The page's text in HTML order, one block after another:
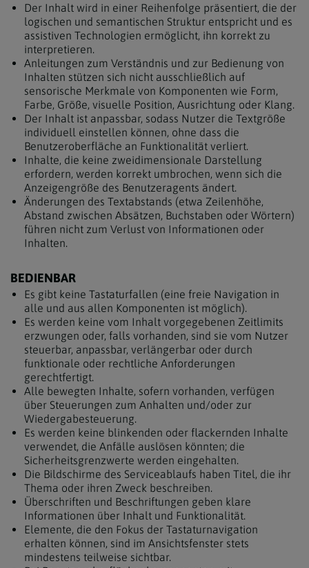
Der Inhalt wird in einer Reihenfolge präsentiert, die der
logischen und semantischen Struktur entspricht und es
assistiven Technologien ermöglicht, ihn korrekt zu
interpretieren.
Anleitungen zum Verständnis und zur Bedienung von
Inhalten stützen sich nicht ausschließlich auf
sensorische Merkmale von Komponenten wie Form,
Farbe, Größe, visuelle Position, Ausrichtung oder Klang.
Der Inhalt ist anpassbar, sodass Nutzer die Textgröße
individuell einstellen können, ohne dass die
Benutzeroberfläche an Funktionalität verliert.
Inhalte, die keine zweidimensionale Darstellung
erfordern, werden korrekt umbrochen, wenn sich die
Anzeigengröße des Benutzeragents ändert.
Änderungen des Textabstands (etwa Zeilenhöhe,
Abstand zwischen Absätzen, Buchstaben oder Wörtern)
führen nicht zum Verlust von Informationen oder
Inhalten.
BEDIENBAR
Es gibt keine Tastaturfallen (eine freie Navigation in
alle und aus allen Komponenten ist möglich).
Es werden keine vom Inhalt vorgegebenen Zeitlimits
erzwungen oder, falls vorhanden, sind sie vom Nutzer
steuerbar, anpassbar, verlängerbar oder durch
funktionale oder rechtliche Anforderungen
gerechtfertigt.
Alle bewegten Inhalte, sofern vorhanden, verfügen
über Steuerungen zum Anhalten und/oder zur
Wiedergabesteuerung.
Es werden keine blinkenden oder flackernden Inhalte
verwendet, die Anfälle auslösen könnten; die
Sicherheitsgrenzwerte werden eingehalten.
Die Bildschirme des Serviceablaufs haben Titel, die ihr
Thema oder ihren Zweck beschreiben.
Überschriften und Beschriftungen geben klare
Informationen über Inhalt und Funktionalität.
Elemente, die den Fokus der Tastaturnavigation
erhalten können, sind im Ansichtsfenster stets
mindestens teilweise sichtbar.